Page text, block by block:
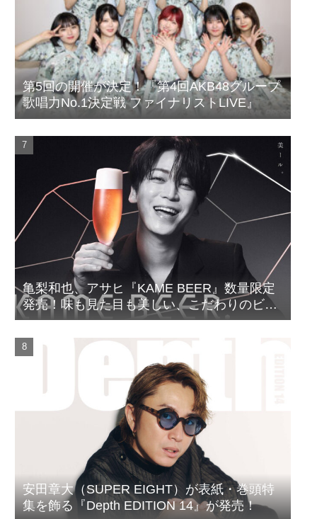
第5回の開催が決定！『第4回AKB48グループ
歌唱力No.1決定戦 ファイナリストLIVE』
亀梨和也、アサヒ『KAME BEER』数量限定
発売！味も見た目も美しい、こだわりのビー
ルがついに完成
安田章大（SUPER EIGHT）が表紙・巻頭特
集を飾る『Depth EDITION 14』が発売！